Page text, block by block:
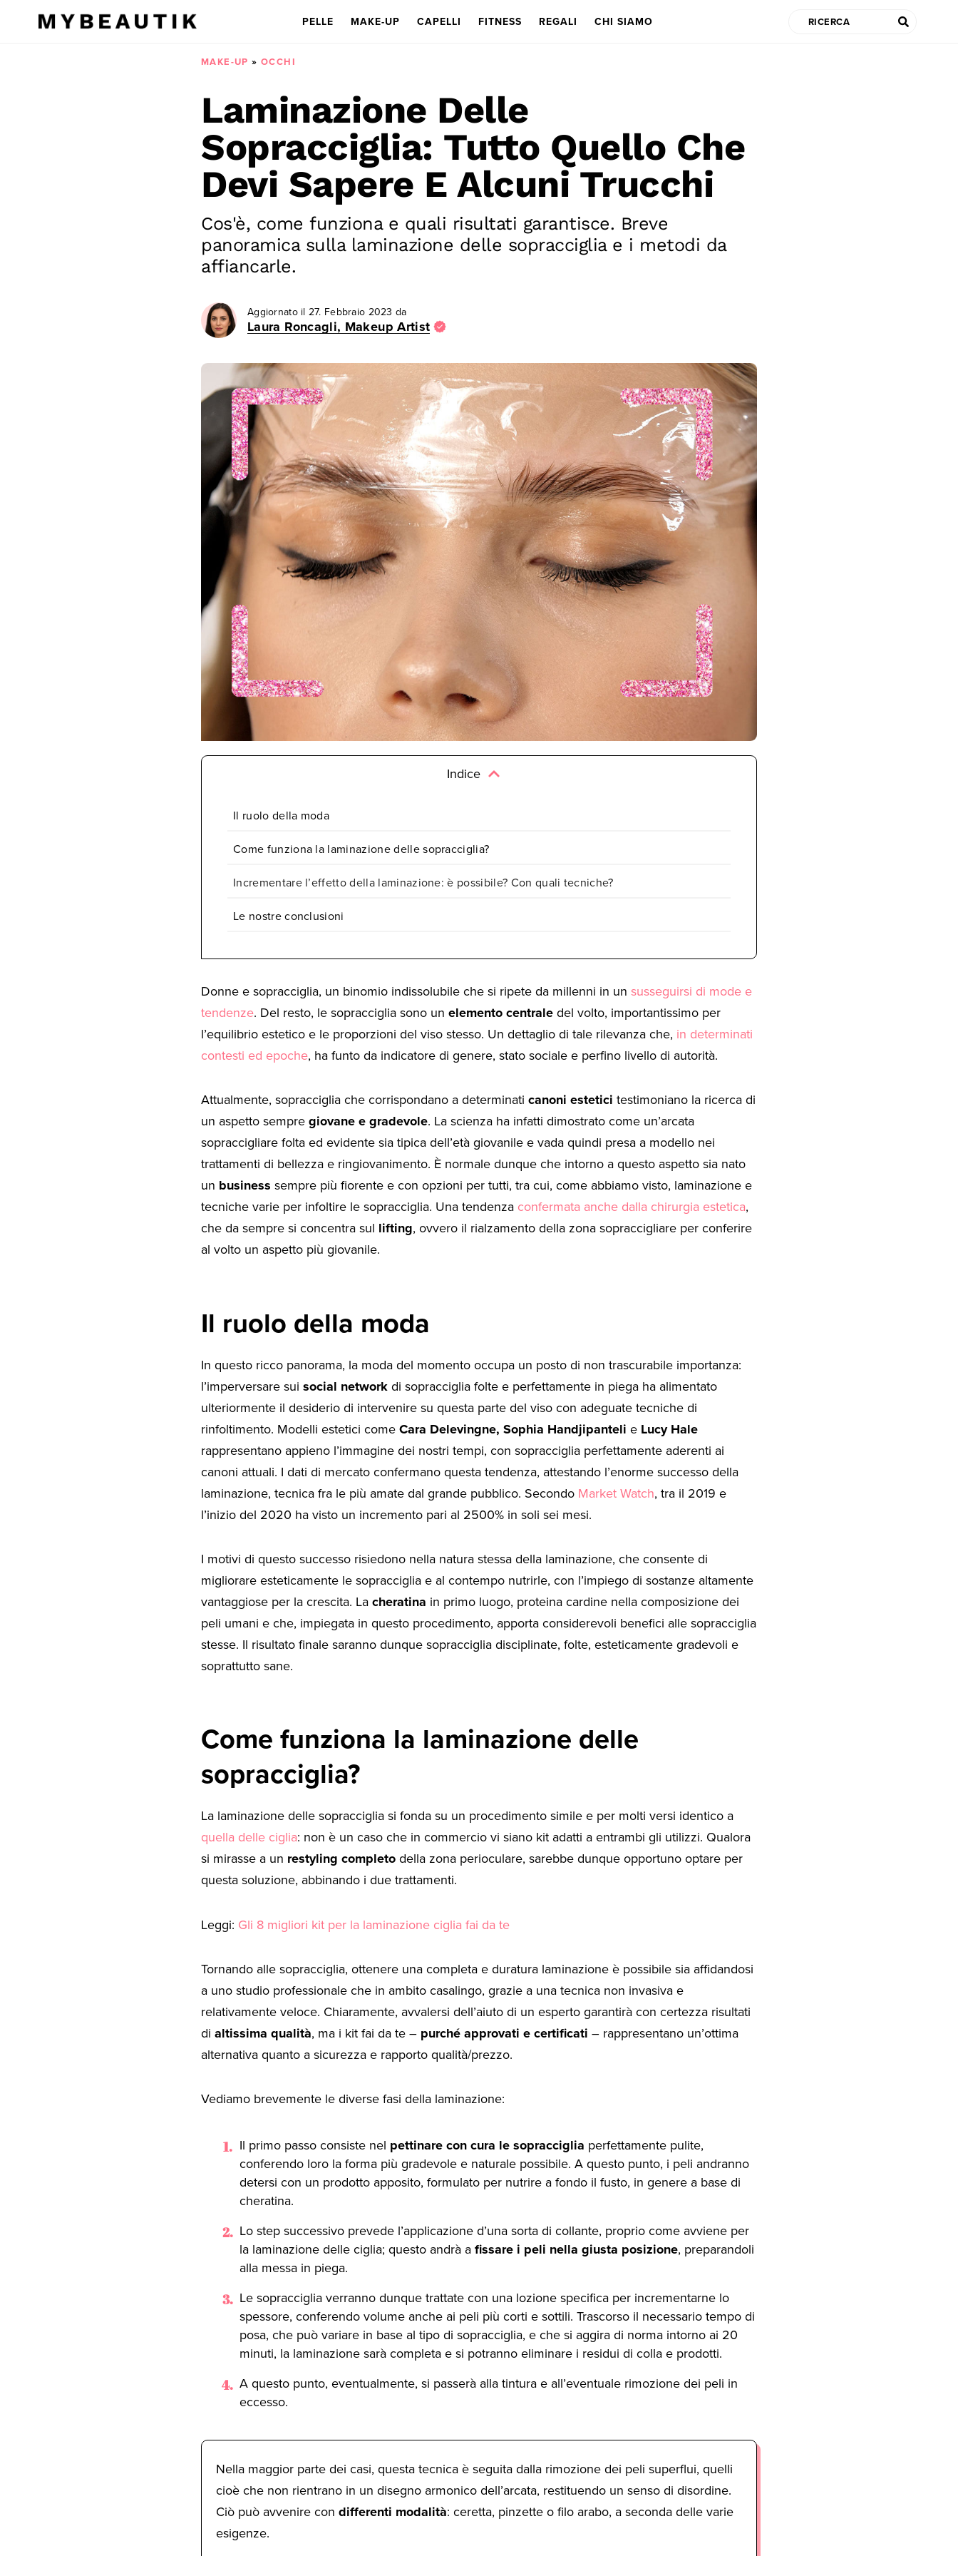
PELLE MAKE-UP CAPELLI FITNESS REGALI CHI SIAMO
MAKE-UP »OCCHI
Laminazione Delle
Sopracciglia: Tutto Quello Che
Devi Sapere E Alcuni Trucchi
Cos'è, come funziona e quali risultati garantisce. Breve
panoramica sulla laminazione delle sopracciglia e i metodi da
affiancarle.
Aggiornato il 27. Febbraio 2023 da
Laura Roncagli, Makeup Artist
Indice
Il ruolo della moda
Come funziona la laminazione delle sopracciglia?
Incrementare l’effetto della laminazione: è possibile? Con quali tecniche?
Le nostre conclusioni
Donne e sopracciglia, un binomio indissolubile che si ripete da millenni in un susseguirsi di mode e
tendenze. Del resto, le sopracciglia sono un elemento centrale del volto, importantissimo per
l’equilibrio estetico e le proporzioni del viso stesso. Un dettaglio di tale rilevanza che, in determinati
contesti ed epoche, ha funto da indicatore di genere, stato sociale e perfino livello di autorità.
Attualmente, sopracciglia che corrispondano a determinati canoni estetici testimoniano la ricerca di
un aspetto sempre giovane e gradevole. La scienza ha infatti dimostrato come un’arcata
sopraccigliare folta ed evidente sia tipica dell’età giovanile e vada quindi presa a modello nei
trattamenti di bellezza e ringiovanimento. È normale dunque che intorno a questo aspetto sia nato
un business sempre più fiorente e con opzioni per tutti, tra cui, come abbiamo visto, laminazione e
tecniche varie per infoltire le sopracciglia. Una tendenza confermata anche dalla chirurgia estetica,
che da sempre si concentra sul lifting, ovvero il rialzamento della zona sopraccigliare per conferire
al volto un aspetto più giovanile.
Il ruolo della moda
In questo ricco panorama, la moda del momento occupa un posto di non trascurabile importanza:
l’imperversare sui social network di sopracciglia folte e perfettamente in piega ha alimentato
ulteriormente il desiderio di intervenire su questa parte del viso con adeguate tecniche di
rinfoltimento. Modelli estetici come Cara Delevingne, Sophia Handjipanteli e Lucy Hale
rappresentano appieno l’immagine dei nostri tempi, con sopracciglia perfettamente aderenti ai
canoni attuali. I dati di mercato confermano questa tendenza, attestando l’enorme successo della
laminazione, tecnica fra le più amate dal grande pubblico. Secondo Market Watch, tra il 2019 e
l’inizio del 2020 ha visto un incremento pari al 2500% in soli sei mesi.
I motivi di questo successo risiedono nella natura stessa della laminazione, che consente di
migliorare esteticamente le sopracciglia e al contempo nutrirle, con l’impiego di sostanze altamente
vantaggiose per la crescita. La cheratina in primo luogo, proteina cardine nella composizione dei
peli umani e che, impiegata in questo procedimento, apporta considerevoli benefici alle sopracciglia
stesse. Il risultato finale saranno dunque sopracciglia disciplinate, folte, esteticamente gradevoli e
soprattutto sane.
Come funziona la laminazione delle
sopracciglia?
La laminazione delle sopracciglia si fonda su un procedimento simile e per molti versi identico a
quella delle ciglia: non è un caso che in commercio vi siano kit adatti a entrambi gli utilizzi. Qualora
si mirasse a un restyling completo della zona perioculare, sarebbe dunque opportuno optare per
questa soluzione, abbinando i due trattamenti.
Leggi: Gli 8 migliori kit per la laminazione ciglia fai da te
Tornando alle sopracciglia, ottenere una completa e duratura laminazione è possibile sia affidandosi
a uno studio professionale che in ambito casalingo, grazie a una tecnica non invasiva e
relativamente veloce. Chiaramente, avvalersi dell’aiuto di un esperto garantirà con certezza risultati
di altissima qualità, ma i kit fai da te – purché approvati e certificati – rappresentano un’ottima
alternativa quanto a sicurezza e rapporto qualità/prezzo.
Vediamo brevemente le diverse fasi della laminazione:
Il primo passo consiste nel pettinare con cura le sopracciglia perfettamente pulite,
conferendo loro la forma più gradevole e naturale possibile. A questo punto, i peli andranno
detersi con un prodotto apposito, formulato per nutrire a fondo il fusto, in genere a base di
cheratina.
Lo step successivo prevede l’applicazione d’una sorta di collante, proprio come avviene per
la laminazione delle ciglia; questo andrà a fissare i peli nella giusta posizione, preparandoli
alla messa in piega.
Le sopracciglia verranno dunque trattate con una lozione specifica per incrementarne lo
spessore, conferendo volume anche ai peli più corti e sottili. Trascorso il necessario tempo di
posa, che può variare in base al tipo di sopracciglia, e che si aggira di norma intorno ai 20
minuti, la laminazione sarà completa e si potranno eliminare i residui di colla e prodotti.
A questo punto, eventualmente, si passerà alla tintura e all’eventuale rimozione dei peli in
eccesso.
Nella maggior parte dei casi, questa tecnica è seguita dalla rimozione dei peli superflui, quelli
cioè che non rientrano in un disegno armonico dell’arcata, restituendo un senso di disordine.
Ciò può avvenire con differenti modalità: ceretta, pinzette o filo arabo, a seconda delle varie
esigenze.